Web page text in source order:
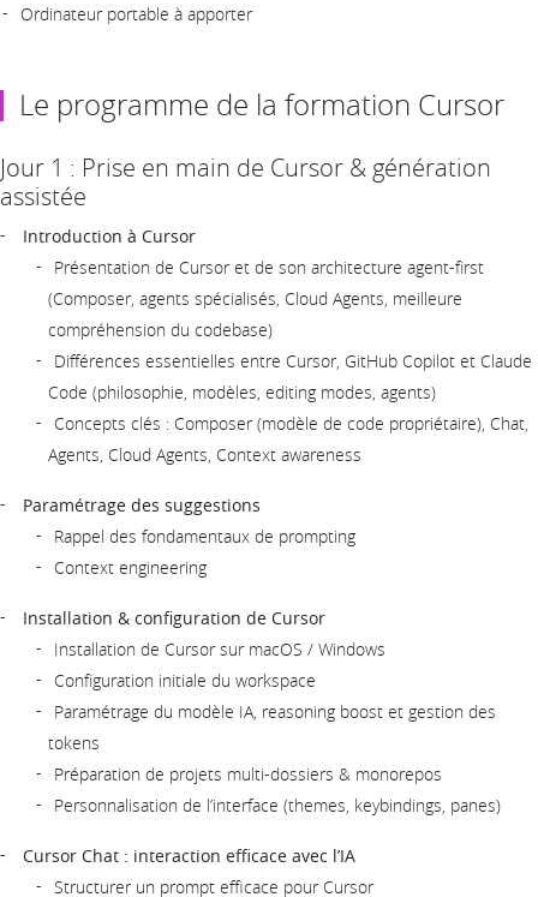
Ordinateur portable à apporter
Le programme de la formation Cursor
Jour 1 : Prise en main de Cursor & génération
assistée
Introduction à Cursor
Présentation de Cursor et de son architecture agent-first
(Composer, agents spécialisés, Cloud Agents, meilleure
compréhension du codebase)
Différences essentielles entre Cursor, GitHub Copilot et Claude
Code (philosophie, modèles, editing modes, agents)
Concepts clés : Composer (modèle de code propriétaire), Chat,
Agents, Cloud Agents, Context awareness
Paramétrage des suggestions
Rappel des fondamentaux de prompting
Context engineering
Installation & configuration de Cursor
Installation de Cursor sur macOS / Windows
Configuration initiale du workspace
Paramétrage du modèle IA, reasoning boost et gestion des
tokens
Préparation de projets multi-dossiers & monorepos
Personnalisation de l’interface (themes, keybindings, panes)
Cursor Chat : interaction efficace avec l’IA
Structurer un prompt efficace pour Cursor